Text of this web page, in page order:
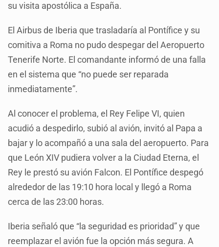
su visita apostólica a España.
El Airbus de Iberia que trasladaría al Pontífice y su
comitiva a Roma no pudo despegar del Aeropuerto
Tenerife Norte. El comandante informó de una falla
en el sistema que “no puede ser reparada
inmediatamente”.
Al conocer el problema, el Rey Felipe VI, quien
acudió a despedirlo, subió al avión, invitó al Papa a
bajar y lo acompañó a una sala del aeropuerto. Para
que León XIV pudiera volver a la Ciudad Eterna, el
Rey le prestó su avión Falcon. El Pontífice despegó
alrededor de las 19:10 hora local y llegó a Roma
cerca de las 23:00 horas.
Iberia señaló que “la seguridad es prioridad” y que
reemplazar el avión fue la opción más segura. A